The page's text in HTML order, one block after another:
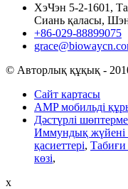
ХэЧэн 5-2-1601,
Сиань қаласы,
+86-029-88899075
© Авторлық құқық -
Сайт картасы
AMP мобильді
Дәстүрлі
Иммундық жүйені
қасиеттері, Табиғи
көзі,
x